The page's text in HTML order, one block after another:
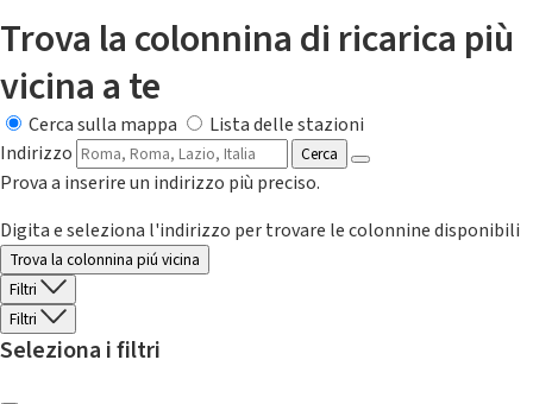
Trova la colonnina di ricarica più
vicina a te
Cerca sulla mappa
Lista delle stazioni
Indirizzo
Cerca
Prova a inserire un indirizzo più preciso.
Digita e seleziona l'indirizzo per trovare le colonnine disponibili
Trova la colonnina piú vicina
Filtri
Filtri
Seleziona i filtri